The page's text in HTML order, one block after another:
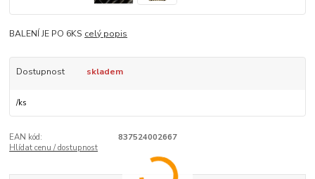
BALENÍ JE PO 6KS celý popis
Dostupnost skladem
/ks
EAN kód:
837524002667
Hlídat cenu / dostupnost